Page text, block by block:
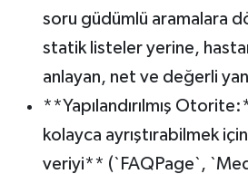
soru güdümlü aramalara
statik listeler yerine,
anlayan, net ve değerli
**Yapılandırılmış
kolayca ayrıştırabilmek
veriyi** (`FAQPage`,